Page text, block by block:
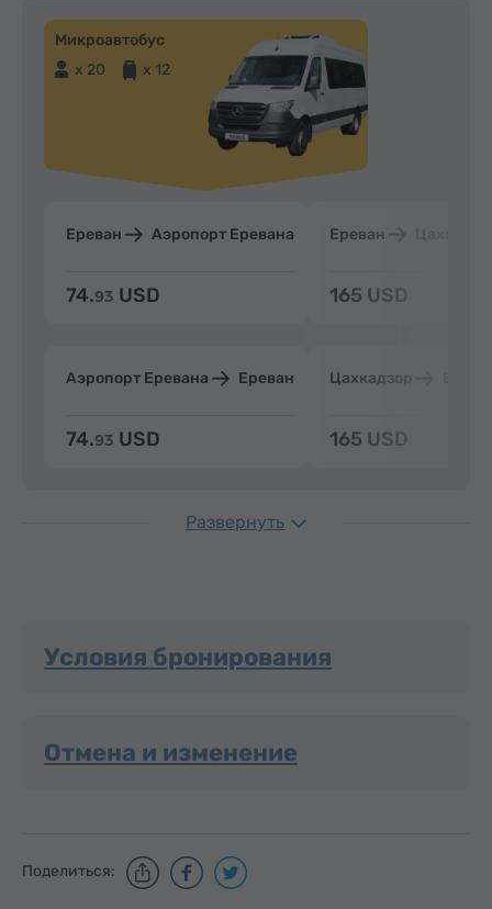
Микроавтобус
x 20
x 12
Ереван Аэропорт Еревана
74.93 USD
Аэропорт Еревана Ереван
74.93 USD
Ереван
165 USD
Цахкадзор
165 USD
Развернуть
Условия бронирования
Отмена и изменение
Поделиться: